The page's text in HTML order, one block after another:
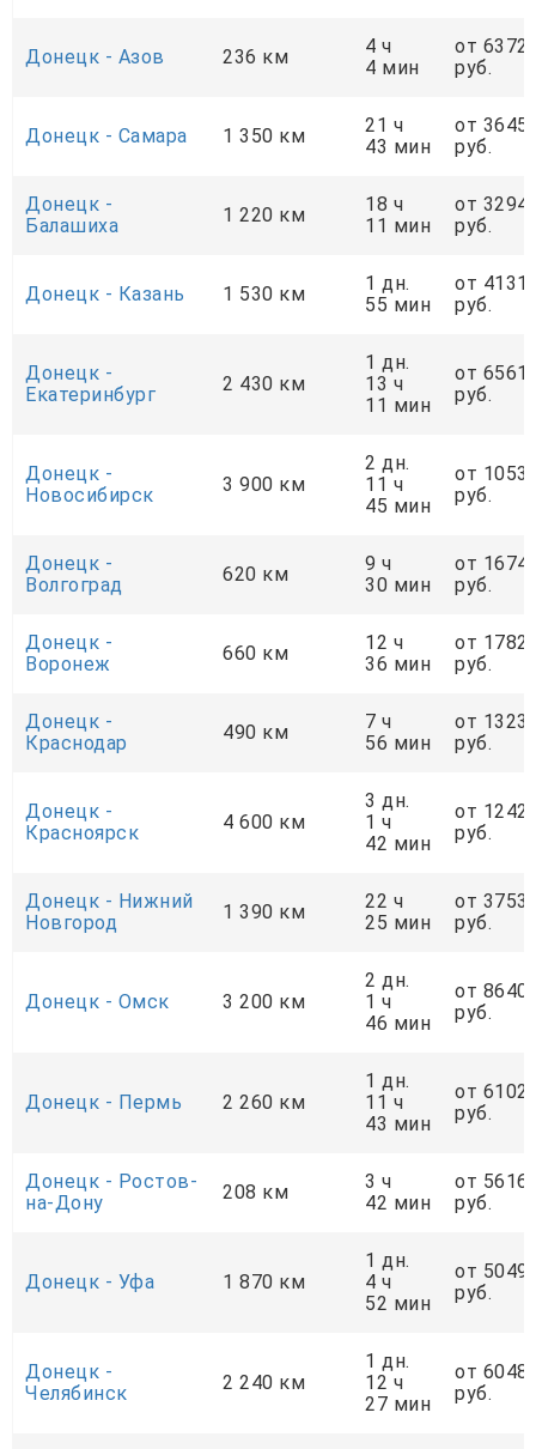
Донецк - Азов 236 км
4 ч
4 мин
от 6372
руб.
Донецк - Самара 1 350 км
21 ч
43 мин
от
руб.
Донецк -
Балашиха
1 220 км
18 ч
11 мин
от
руб.
Донецк - Казань 1 530 км
1 дн.
55 мин
от
руб.
Донецк -
Екатеринбург
2 430 км
1 дн.
13 ч
11 мин
от
руб.
Донецк -
Новосибирск
3 900 км
2 дн.
11 ч
45 мин
от
руб.
Донецк -
Волгоград
620 км
9 ч
30 мин
от
руб.
Донецк -
Воронеж
660 км
12 ч
36 мин
от
руб.
Донецк -
Краснодар
490 км
7 ч
56 мин
от
руб.
Донецк -
Красноярск
4 600 км
3 дн.
1 ч
42 мин
от
руб.
Донецк - Нижний
Новгород
1 390 км
22 ч
25 мин
от
руб.
Донецк - Омск 3 200 км
2 дн.
1 ч
46 мин
от
руб.
Донецк - Пермь 2 260 км
1 дн.
11 ч
43 мин
от
руб.
Донецк - Ростов-
на-Дону
208 км
3 ч
42 мин
от 5616
руб.
Донецк - Уфа 1 870 км
1 дн.
4 ч
52 мин
от
руб.
Донецк -
Челябинск
2 240 км
1 дн.
12 ч
27 мин
от
руб.